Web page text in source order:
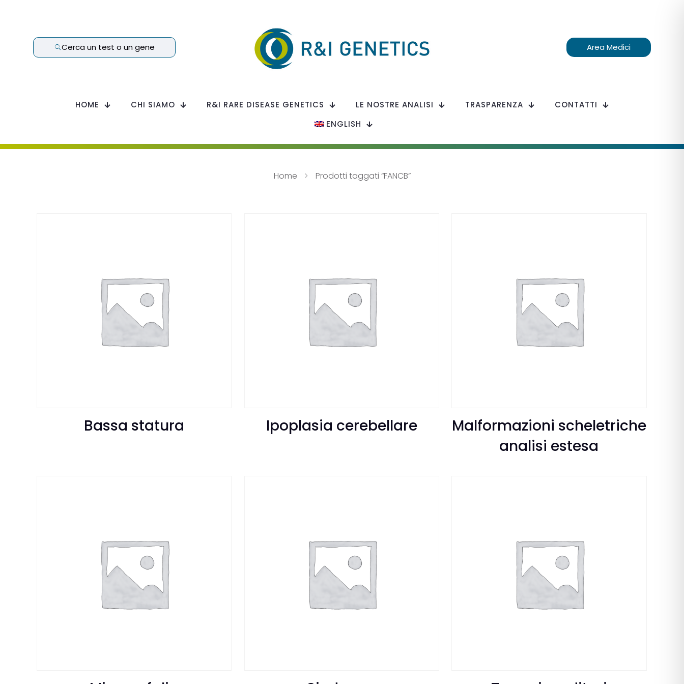
Cerca un test o un gene Area Medici
HOME CHI SIAMO R&I RARE DISEASE GENETICS LE NOSTRE ANALISI TRASPARENZA
CONTATTI
ENGLISH
Home Prodotti taggati “FANCB”
Bassa statura Ipoplasia cerebellare
Malformazioni scheletriche
analisi estesa